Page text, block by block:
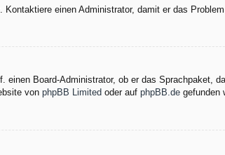
einen Administrator, damit er das Problem
Board-Administrator, ob er das Sprachpaket,
von phpBB Limited oder auf phpBB.de gefunden